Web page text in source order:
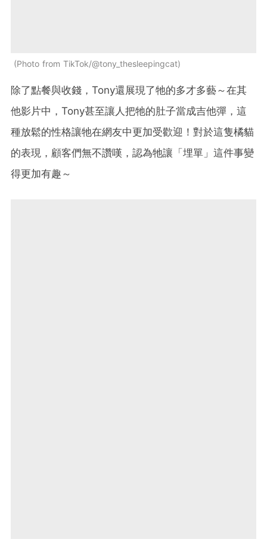
Photo from TikTok/@tony_thesleepingcat
除了點餐與收錢，Tony還展現了牠的多才多藝～在其
他影片中，Tony甚至讓人把牠的肚子當成吉他彈，這
種放鬆的性格讓牠在網友中更加受歡迎！對於這隻橘貓
的表現，顧客們無不讚嘆，認為牠讓「埋單」這件事變
得更加有趣～